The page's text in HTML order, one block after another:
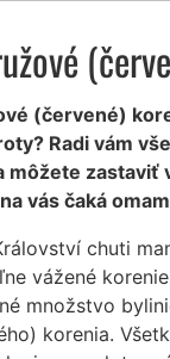
(červené)
Radi vám
môžete zastaviť
vás čaká
chuti
vážené
množstvo
korenia.